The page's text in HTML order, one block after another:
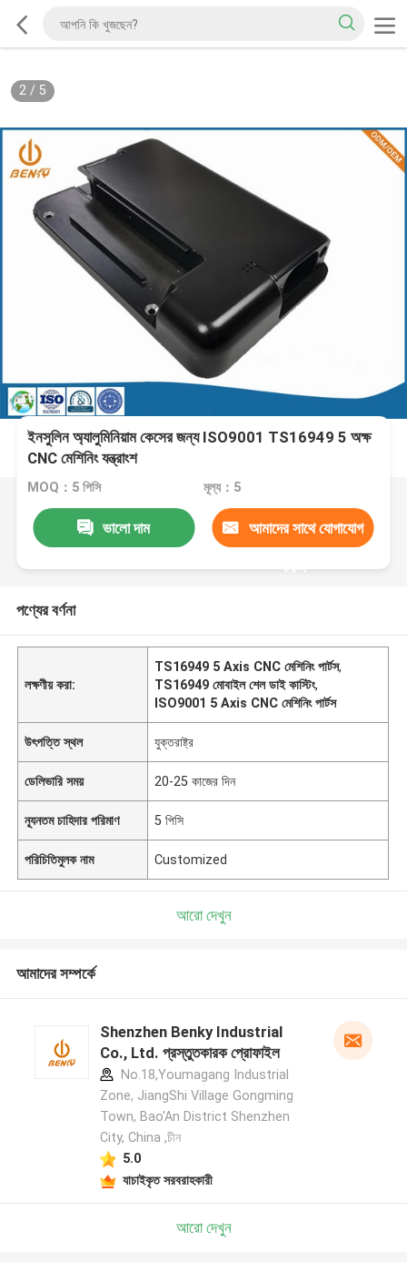
2/ 5
ইনসুলিন অ্যালুমিনিয়াম কেসের জন্য ISO9001 TS16949 5 অক্ষ
CNC মেশিনিং যন্ত্রাংশ
MOQ：5 পিসি মূল্য：5
ভালো দাম আমাদের সাথে যোগাযোগ
করুন
পণ্যের বর্ণনা
লক্ষণীয় করা:
TS16949 5 Axis CNC মেশিনিং পার্টস,
TS16949 মোবাইল শেল ডাই কাস্টিং,
ISO9001 5 Axis CNC মেশিনিং পার্টস
উৎপত্তি স্থল যুক্তরাষ্ট্র
ডেলিভারি সময় 20-25 কাজের দিন
ন্যূনতম চাহিদার পরিমাণ 5 পিসি
পরিচিতিমুলক নাম Customized
আরো দেখুন
আমাদের সম্পর্কে
Shenzhen Benky Industrial
Co., Ltd. প্রস্তুতকারক প্রোফাইল
No.18,Youmagang Industrial
Zone, JiangShi Village Gongming
Town, Bao'An District Shenzhen
City, China ,চীন
5.0
যাচাইকৃত সরবরাহকারী
আরো দেখুন